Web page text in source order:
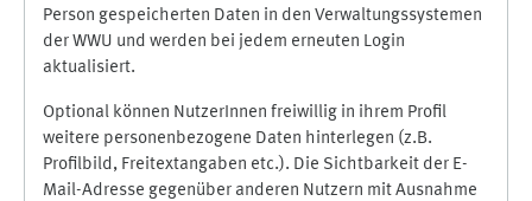
Person gespeicherten Daten in den Verwaltungssystemen
der WWU und werden bei jedem erneuten Login
aktualisiert.
Optional können NutzerInnen freiwillig in ihrem Profil
weitere personenbezogene Daten hinterlegen (z.B.
Profilbild, Freitextangaben etc.). Die Sichtbarkeit der E-
Mail-Adresse gegenüber anderen Nutzern mit Ausnahme